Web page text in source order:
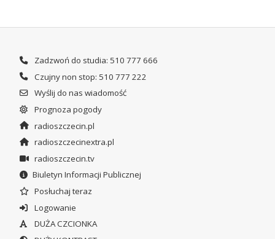
Zadzwoń do studia: 510 777 666
Czujny non stop: 510 777 222
Wyślij do nas wiadomość
Prognoza pogody
radioszczecin.pl
radioszczecinextra.pl
radioszczecin.tv
Biuletyn Informacji Publicznej
Posłuchaj teraz
Logowanie
DUŻA CZCIONKA